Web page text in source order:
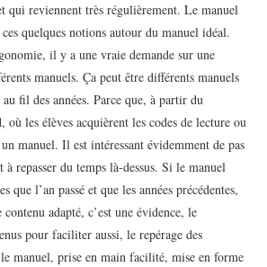
qui reviennent très régulièrement. Le manuel
quelques notions autour du manuel idéal.
il y a une vraie demande sur une
manuels. Ça peut être différents manuels
fil des années. Parce que, à partir du
où les élèves acquièrent les codes de lecture ou
manuel. Il est intéressant évidemment de pas
repasser du temps là-dessus. Si le manuel
que l’an passé et que les années précédentes,
adapté, c’est une évidence, le
pour faciliter aussi, le repérage des
manuel, prise en main facilité, mise en forme